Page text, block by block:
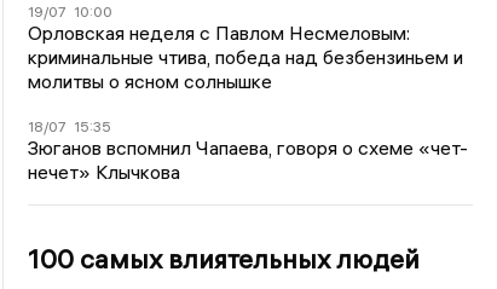
19/07 10:00
Орловская неделя с Павлом Несмеловым:
криминальные чтива, победа над безбензиньем и
молитвы о ясном солнышке
18/07 15:35
Зюганов вспомнил Чапаева, говоря о схеме «чет-
нечет» Клычкова
100 самых влиятельных людей